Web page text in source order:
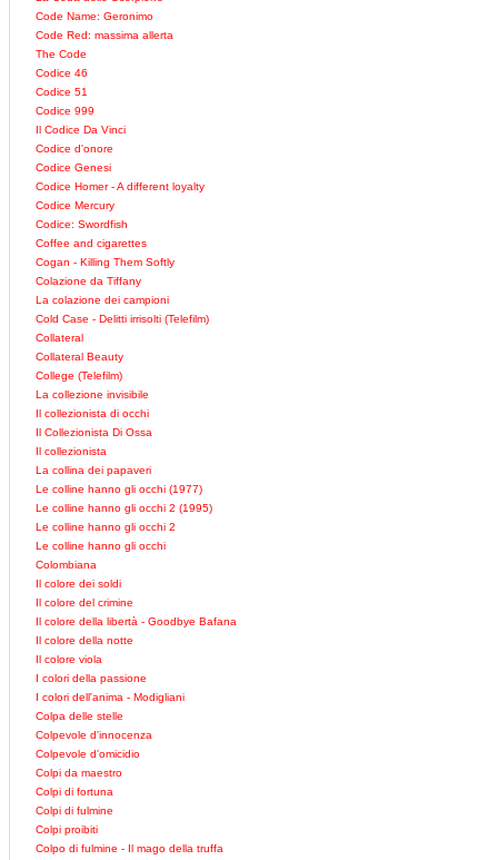
Code Name: Geronimo
Code Red: massima allerta
The Code
Codice 46
Codice 51
Codice 999
Il Codice Da Vinci
Codice d'onore
Codice Genesi
Codice Homer - A different loyalty
Codice Mercury
Codice: Swordfish
Coffee and cigarettes
Cogan - Killing Them Softly
Colazione da Tiffany
La colazione dei campioni
Cold Case - Delitti irrisolti (Telefilm)
Collateral
Collateral Beauty
College (Telefilm)
La collezione invisibile
Il collezionista di occhi
Il Collezionista Di Ossa
Il collezionista
La collina dei papaveri
Le colline hanno gli occhi (1977)
Le colline hanno gli occhi 2 (1995)
Le colline hanno gli occhi 2
Le colline hanno gli occhi
Colombiana
Il colore dei soldi
Il colore del crimine
Il colore della libertà - Goodbye Bafana
Il colore della notte
Il colore viola
I colori della passione
I colori dell'anima - Modigliani
Colpa delle stelle
Colpevole d'innocenza
Colpevole d'omicidio
Colpi da maestro
Colpi di fortuna
Colpi di fulmine
Colpi proibiti
Colpo di fulmine - Il mago della truffa